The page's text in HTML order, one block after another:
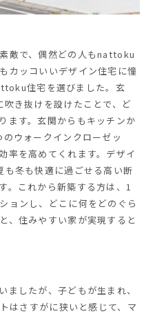
敵で、偶然どの人もnattoku
カッコいいデザイン住宅に憧
住宅を選びました。玄
き抜けを設けたことで、ど
ます。玄関からもキッチンか
ウォークインクローゼッ
率を高めてくれます。デザイ
も冬も快適に過ごせる高い断
。これから新築する方は、1
ョンし、どこに何をどのぐら
、住みやすい家が実現すると
ましたが、子どもが生まれ、
はさすがに狭いと感じて、マ